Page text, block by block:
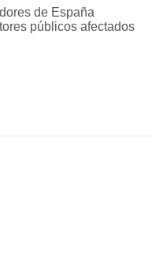
de España
públicos afectados